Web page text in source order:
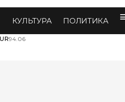
КУЛЬТУРА ПОЛИТИКА
94.06